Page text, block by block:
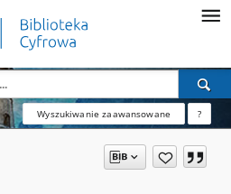
Wyszukiwanie zaawansowane ?